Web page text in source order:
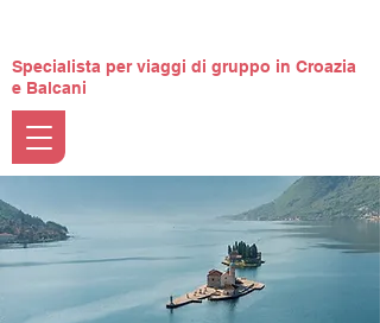
Specialista per viaggi di gruppo in Croazia
e Balcani